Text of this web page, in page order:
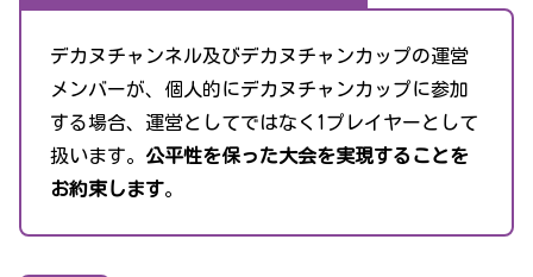
デカヌチャンネル及びデカヌチャンカップの運営
メンバーが、個人的にデカヌチャンカップに参加
する場合、運営としてではなく1プレイヤーとして
扱います。 公平性を保った大会を実現することを
お約束します。